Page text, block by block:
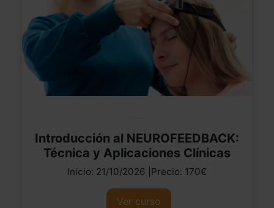
Introducción al NEUROFEEDBACK:
Técnica y Aplicaciones Clínicas
Inicio: 21/10/2026 |Precio: 170€
Ver curso